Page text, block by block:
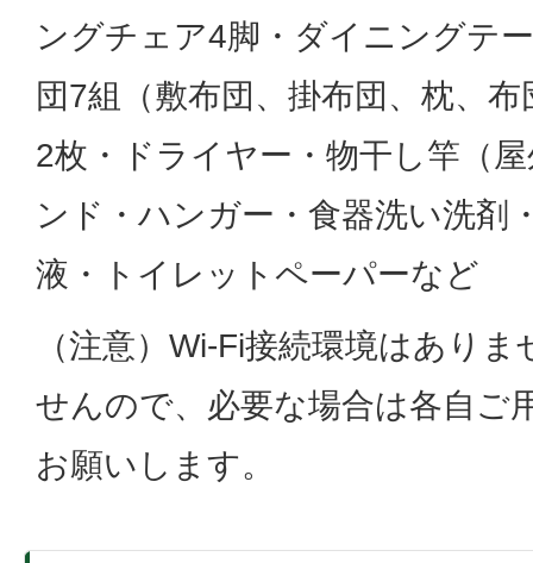
ングチェア4脚・ダイニングテ
団7組（敷布団、掛布団、枕、
2枚・ドライヤー・物干し竿（
ンド・ハンガー・食器洗い洗剤
液・トイレットペーパーなど
（注意）Wi-Fi接続環境はあり
せんので、必要な場合は各自ご
お願いします。